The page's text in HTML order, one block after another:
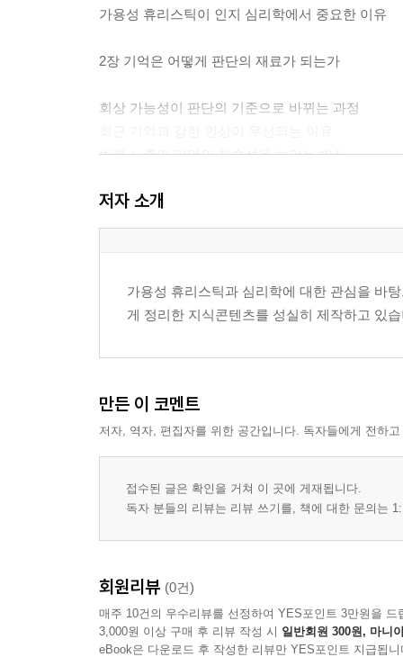
가용성 휴리스틱이 인지 심리학에서 중요한 이유
2장 기억은 어떻게 판단의 재료가 되는가
회상 가능성이 판단의 기준으로 바뀌는 과정
반복 노출이 기억의 친숙성을 높이는 방식
기억의 공백이 추론으로 채워지는 과정
기억의 편향이 판단의 편향으로 이어지는 구조
주의를 끄는 정보가 더 자주 떠오르는 이유
두드러진 사례가 전체를 대표하게 되는 과정
주목성과 중요성이 혼동되는 심리적 배경
4장 감정은 왜 판단을 더 빠르게 흔드는가
분노와 혐오가 판단의 범위를 좁히는 과정
긍정 정서가 선택을 단순화하는 방식
감정의 강도가 사실의 크기로 오해되는 순간
정서적 반응과 인지적 평가의 엇갈림
저자 소개
가용성 휴리스틱과 심리학에 대한 관심을 바
게 정리한 지식콘텐츠를 성실히 제작하고 있
만든 이 코멘트
저자, 역자, 편집자를 위한 공간입니다. 독자들에게 전하
접수된 글은 확인을 거쳐 이 곳에 게재됩니다.
독자 분들의 리뷰는 리뷰 쓰기를, 책에 대한 문의는
회원리뷰 (0건)
매주 10건의 우수리뷰를 선정하여 YES포인트 3만원을 드
3,000원 이상 구매 후 리뷰 작성 시 일반회원 300원, 마니
eBook은 다운로드 후 작성한 리뷰만 YES포인트 지급됩니